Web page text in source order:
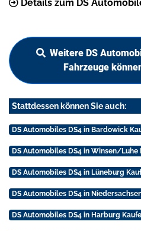
Details zum DS
Weitere DS
Fahrzeuge
Stattdessen können Sie auch:
DS Automobiles DS4 in Bardowick
DS Automobiles DS4 in Winsen/Luhe
DS Automobiles DS4 in Lüneburg
DS Automobiles DS4 in
DS Automobiles DS4 in Harburg